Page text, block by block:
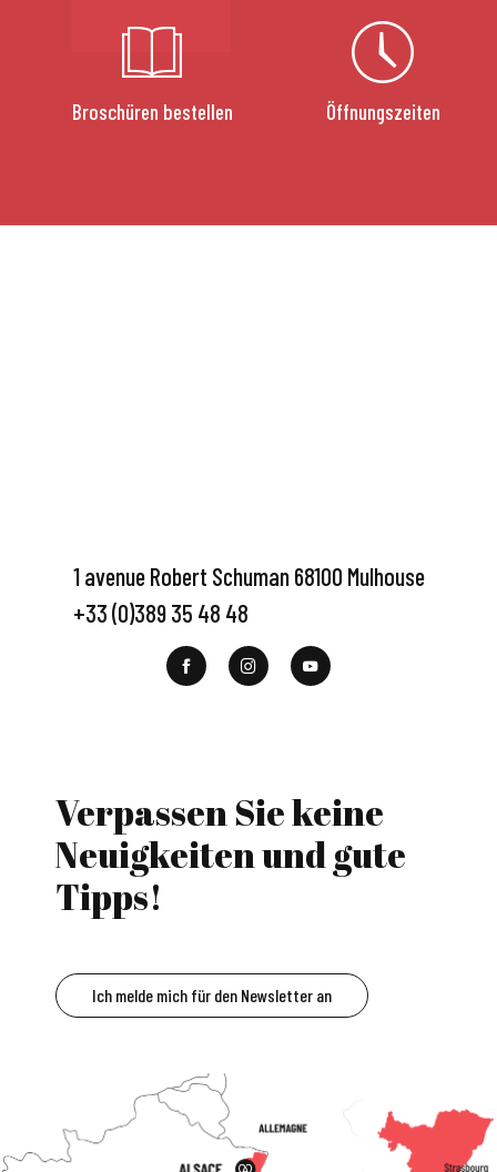
Broschüren bestellen Öffnungszeiten
1 avenue Robert Schuman 68100 Mulhouse
+33 (0)389 35 48 48
Verpassen Sie keine
Neuigkeiten und gute
Tipps!
Ich melde mich für den Newsletter an